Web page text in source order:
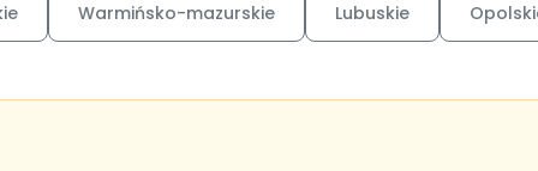
Warmińsko-mazurskie Lubuskie